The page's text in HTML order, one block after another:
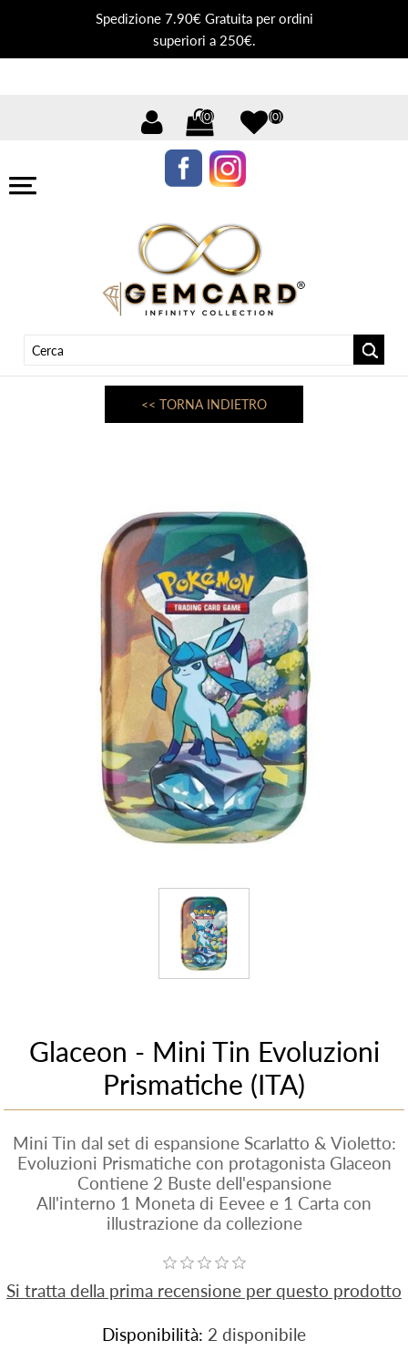
Spedizione 7.90€ Gratuita per ordini
superiori a 250€.
(0) (0)
<< TORNA INDIETRO
Glaceon - Mini Tin Evoluzioni
Prismatiche (ITA)
Mini Tin dal set di espansione Scarlatto & Violetto:
Evoluzioni Prismatiche con protagonista Glaceon
Contiene 2 Buste dell'espansione
All'interno 1 Moneta di Eevee e 1 Carta con
illustrazione da collezione
Si tratta della prima recensione per questo prodotto
Disponibilità: 2 disponibile